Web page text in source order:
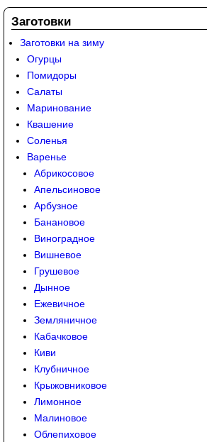
Заготовки
Заготовки на зиму
Огурцы
Помидоры
Салаты
Маринование
Квашение
Соленья
Варенье
Абрикосовое
Апельсиновое
Арбузное
Банановое
Виноградное
Вишневое
Грушевое
Дынное
Ежевичное
Земляничное
Кабачковое
Киви
Клубничное
Крыжовниковое
Лимонное
Малиновое
Облепиховое